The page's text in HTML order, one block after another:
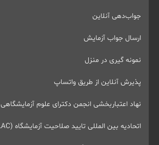
جواب‌دهی آنلاین
ارسال جواب آزمایش
نمونه گیری در منزل
پذیرش آنلاین از طریق واتساپ
نهاد اعتباربخشی انجمن دکترای علوم آزمایشگاهی
اتحادیه بین المللی تایید صلاحیت آزمایشگاه (ILAC)